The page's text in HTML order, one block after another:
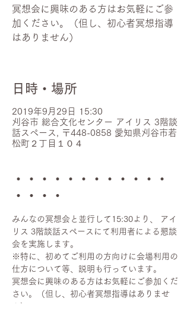
冥想会に興味のある方はお気軽にご参
加ください。（但し、初心者冥想指導
はありません）
日時・場所
2019年9月29日 15:30
刈谷市 総合文化センター アイリス 3階談
話スペース, 〒448-0858 愛知県刈谷市若
松町２丁目１０４
・・・・・・・・・・・・
・・・・
みんなの冥想会と並行して15:30より、 アイ
リス 3階談話スペースにて利用者による懇談
会を実施します。
※特に、初めてご利用の方向けに会場利用の
仕方について等、説明も行っています。
冥想会に興味のある方はお気軽にご参加くだ
さい。（但し、初心者冥想指導はありませ